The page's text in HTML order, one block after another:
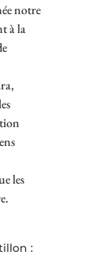
notre
à la
les
: